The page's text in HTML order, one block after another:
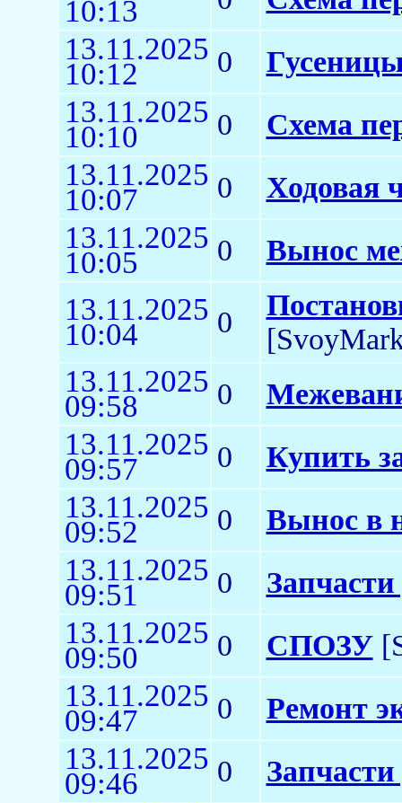
10:13
13.11.2025
10:12 0
13.11.2025
10:10 0 Схема
13.11.2025
10:07 0 Ходовая
13.11.2025
10:05 0 Вынос
13.11.2025
10:04 0
13.11.2025
09:58 0
13.11.2025
09:57 0 Купить
13.11.2025
09:52 0 Вынос в
13.11.2025
09:51 0
13.11.2025
09:50 0 СПОЗУ
13.11.2025
09:47 0 Ремонт
13.11.2025
09:46 0